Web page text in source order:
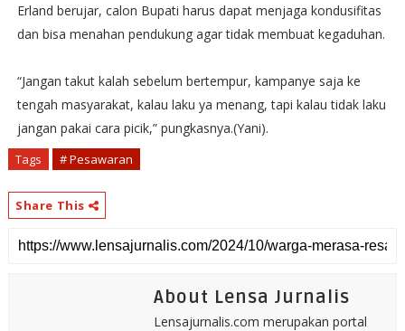
Erland berujar, calon Bupati harus dapat menjaga kondusifitas
dan bisa menahan pendukung agar tidak membuat kegaduhan.
“Jangan takut kalah sebelum bertempur, kampanye saja ke
tengah masyarakat, kalau laku ya menang, tapi kalau tidak laku
jangan pakai cara picik,” pungkasnya.(Yani).
Tags # Pesawaran
Share This
About Lensa Jurnalis
Lensajurnalis.com merupakan portal